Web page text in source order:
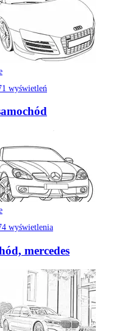
wyświetleń
wyświetlenia
mercedes